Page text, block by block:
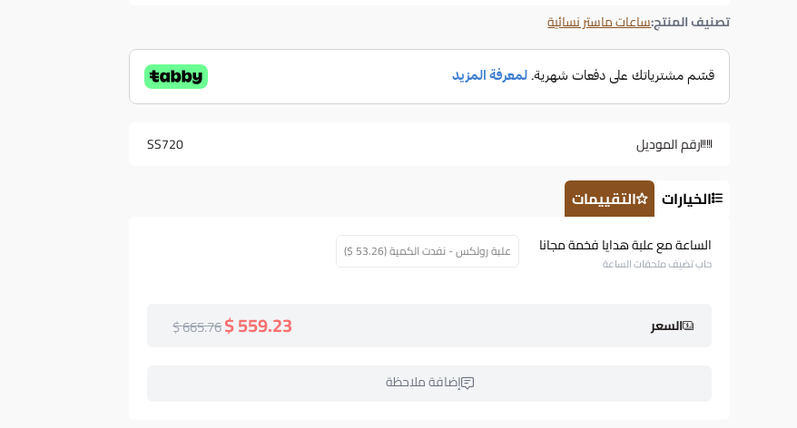
تصنيف المنتج:ساعات ماستر نسائية
رقم الموديل SS720
الخيارات التقييمات
الساعة مع علبة هدايا فخمة مجانا
حاب تضيف ملحقات الساعة
علبة رولكس - نفدت الكمية (53.26 $)
السعر 559.23 $
665.76 $
إضافة ملاحظة